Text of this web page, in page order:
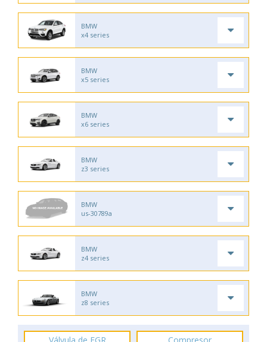
BMW
x4 series
BMW
x5 series
BMW
x6 series
BMW
z3 series
BMW
us-30789a
BMW
z4 series
BMW
z8 series